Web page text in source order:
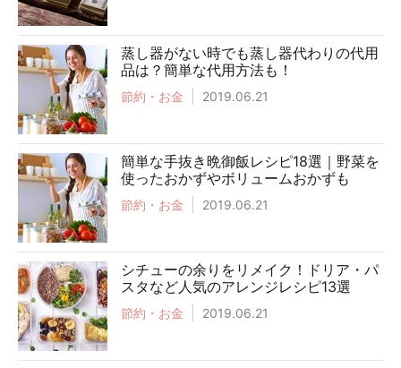
蒸し器がない時でも蒸し器代わりの代用
品は？簡単な代用方法も！
節約・お金 2019.06.21
簡単な手抜き晩御飯レシピ18選｜野菜を
使ったおかずやボリュームおかずも
節約・お金 2019.06.21
シチューの余りをリメイク！ドリア・パ
スタなど人気のアレンジレシピ13選
節約・お金 2019.06.21